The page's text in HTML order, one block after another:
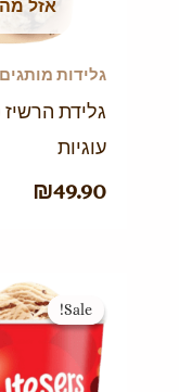
אזל
גלידות מותגים
גלידת
עוגיות
₪49.90
Sale!
Sale!